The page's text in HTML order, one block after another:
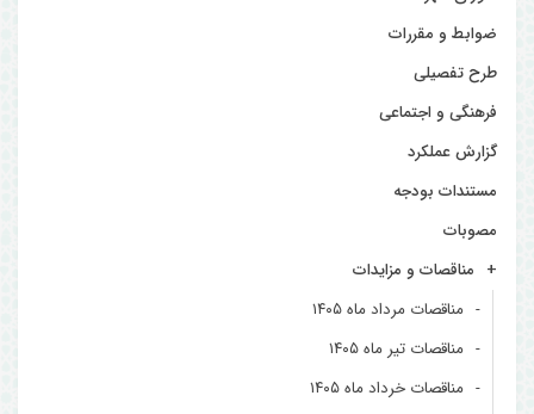
ضوابط و مقررات
طرح تفصیلی
فرهنگی و اجتماعی
گزارش عملکرد
مستندات بودجه
مصوبات
مناقصات و مزایدات
مناقصات مرداد ماه ۱۴۰۵
مناقصات تیر ماه ۱۴۰۵
مناقصات خرداد ماه ۱۴۰۵